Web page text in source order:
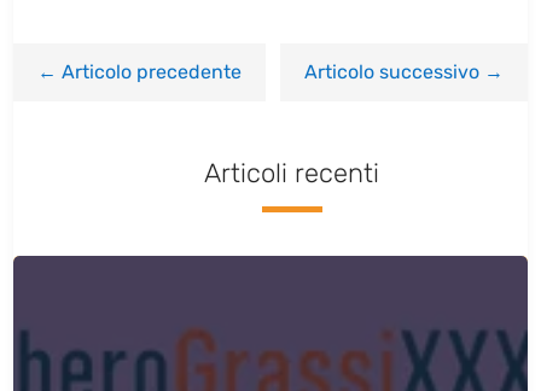
←Articolo precedente Articolo successivo→
Articoli recenti